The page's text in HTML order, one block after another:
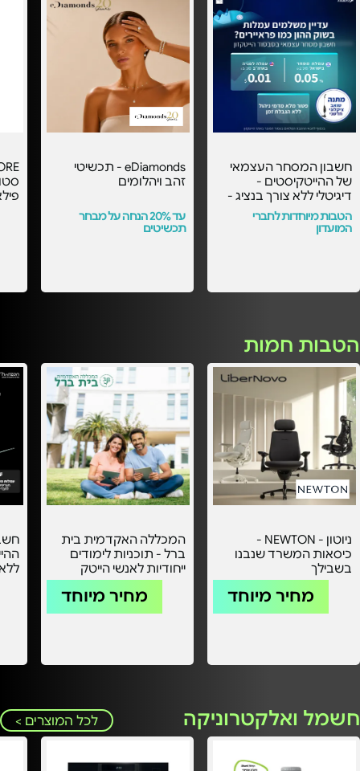
חשבון המסחר העצמאי
של ההייטקיסטים -
דיגיטלי ללא צורך בנציג -
עם העמלות הכי
משתלמות בסבסוד
הייטקזון! -
הטבות מיוחדות לחברי
המועדון
eDiamonds - תכשיטי
זהב ויהלומים
עד 20% הנחה על מבחר
תכשיטים
הטבות חמות
ניוטון - NEWTON -
כיסאות המשרד שנבנו
בשבילך
מחיר מיוחד
המכללה האקדמית בית
ברל - תוכניות לימודים
ייחודיות לאנשי הייטק
מחיר מיוחד
חשמל ואלקטרוניקה לכל המוצרים >